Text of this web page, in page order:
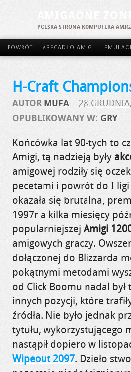
POLSKA STRONA KOMPUTERA
POWRÓT ABECADŁO AMIGI
H-Craft
AUTOR MUFA – 28
OPUBLIKOWANY W: GRY
Końcówka lat 90-tych to
Amigi, tą nadzieją były
amigowej rodziły się
pecetami i powrót do I
okazała się brutalna,
1997r a kilka miesięcy
popularniejszej Amigi
amigowych graczy.
dołączonej do Blizzarda
pokątnymi metodami
od Click Boomu nadal
innych pozycji, które
źródła. Nie było jednak
tytułu, wykorzystującego
nastąpił dopiero w
Wipeout2097. Dzieło